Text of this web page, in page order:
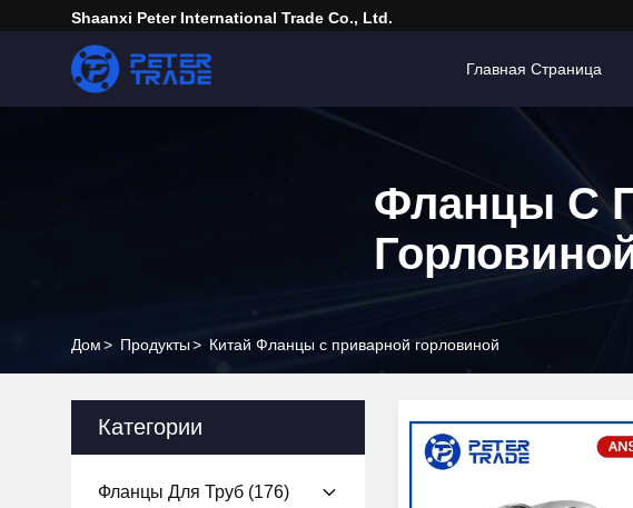
Shaanxi Peter International Trade Co., Ltd.
Главная Страница
Фланцы С
Дом> Продукты> Китай Фланцы с приварной горловиной
Категории
Фланцы Для Труб (176)